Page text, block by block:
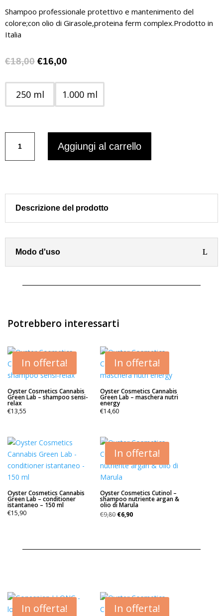
Shampoo professionale protettivo e mantenimento del
colore;con olio di Girasole,proteina ferm complex.Prodotto in
Italia
€18,00 Il
originale
era:
€18,00.
€16,00
attuale
è:
€16,00.
250 ml 1.000 ml
PROTETTIVO
COLORE
Life
PURA
Aggiungi al carrello
Descrizione del prodotto
Modo d'uso
Potrebbero interessarti
In offerta!
Oyster Cosmetics Cannabis
Green Lab – shampoo sensi-
relax
€13,55
In offerta!
Oyster Cosmetics Cannabis
Green Lab – maschera nutri
energy
€14,60
Oyster Cosmetics Cannabis
Green Lab – conditioner
istantaneo – 150 ml
€15,90
In offerta!
Oyster Cosmetics Cutinol –
shampoo nutriente argan &
olio di Marula
€9,80 Il
€9,80.
€6,90Il
€6,90.
In offerta! In offerta!